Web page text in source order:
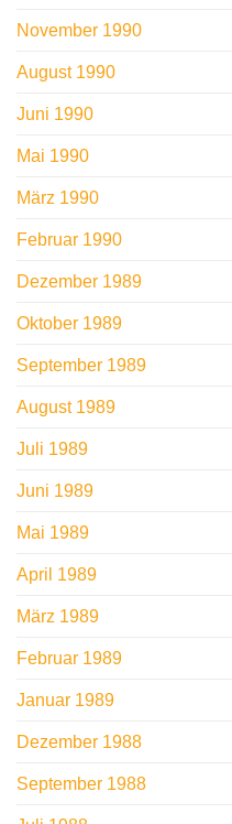
November 1990
August 1990
Juni 1990
Mai 1990
März 1990
Februar 1990
Dezember 1989
Oktober 1989
September 1989
August 1989
Juli 1989
Juni 1989
Mai 1989
April 1989
März 1989
Februar 1989
Januar 1989
Dezember 1988
September 1988